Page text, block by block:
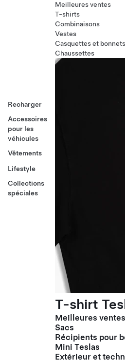
Recharger
Accessoires
pour les
véhicules
Vêtements
Lifestyle
Collections
spéciales
Meilleures ventes
T-shirts
Combinaisons
Vestes
Casquettes et bonnets
Chaussettes
T-shirt
Meilleures ventes
Sacs
Récipients pour
Mini Teslas
Extérieur et